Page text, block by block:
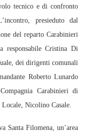
tecnico e di confronto
presieduto dal
del reparto Carabinieri
responsabile Cristina Di
dei dirigenti comunali
Roberto Lunardo
Carabinieri di
Nicolino Casale.
Santa Filomena, un’area